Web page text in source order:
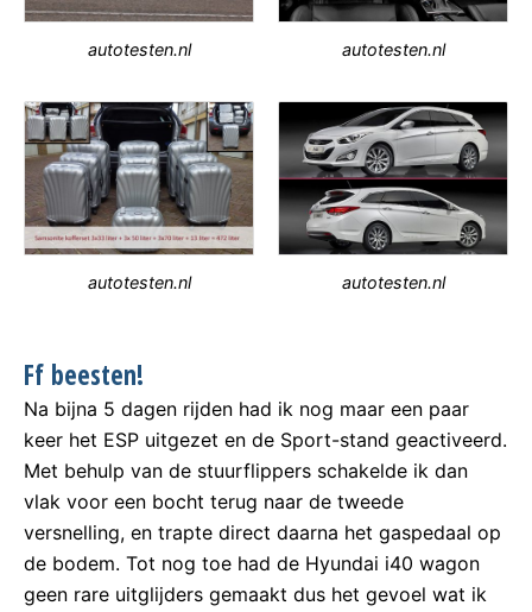
autotesten.nl autotesten.nl
autotesten.nl autotesten.nl
Ff beesten!
Na bijna 5 dagen rijden had ik nog maar een paar
keer het ESP uitgezet en de Sport-stand geactiveerd.
Met behulp van de stuurflippers schakelde ik dan
vlak voor een bocht terug naar de tweede
versnelling, en trapte direct daarna het gaspedaal op
de bodem. Tot nog toe had de Hyundai i40 wagon
geen rare uitglijders gemaakt dus het gevoel wat ik